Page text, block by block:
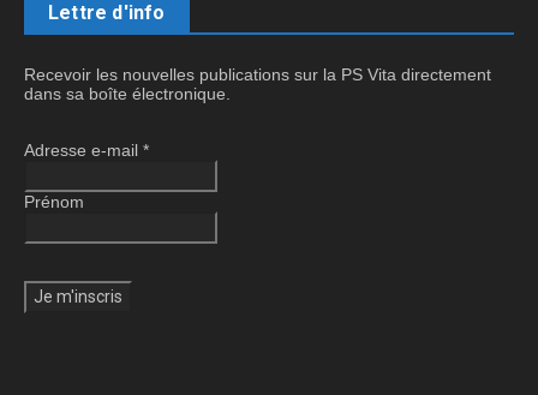
Lettre d'info
Recevoir les nouvelles publications sur la PS Vita directement
dans sa boîte électronique.
Adresse e-mail *
Prénom